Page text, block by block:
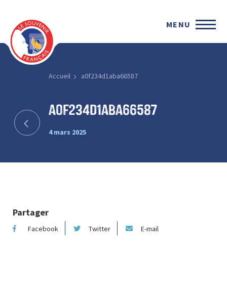
MENU
Accueil a0f234d1aba66587
a0f234d1aba66587
4 mars 2025
Partager
Facebook Twitter E-mail